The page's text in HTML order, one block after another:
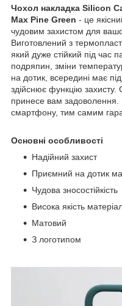
Чохол накладка Silicon
Max Pine Green - це
чудовим захистом для
Виготовлений з
який дуже стійкий під час
подряпин, зміни
на дотик, всередині має
здійснює функцію
принесе вам задоволення.
смартфону, тим самим
Основні особливості
Надійний захист
Приємний на дотик
Чудова зносостійкість
Висока якість
Матовий
З логотипом